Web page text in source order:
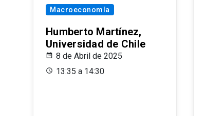
Macroeconomía
Humberto Martínez,
Universidad de Chile
8 de Abril de 2025
13:35 a 14:30